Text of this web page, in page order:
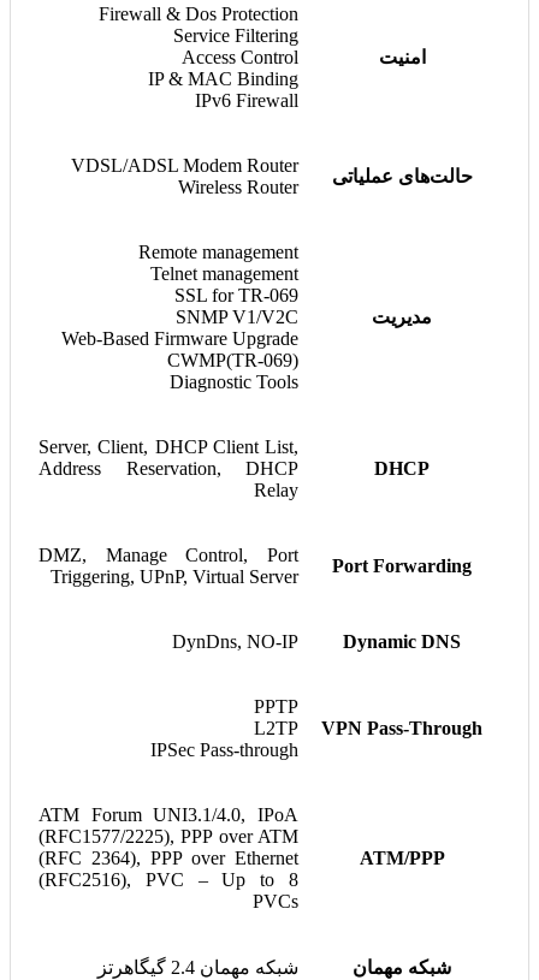
امنیت
Firewall & Dos Protection
Service Filtering
Access Control
IP & MAC Binding
IPv6 Firewall
حالت‌های عملیاتی
VDSL/ADSL Modem Router
Wireless Router
مدیریت
Remote management
Telnet management
SSL for TR-069
SNMP V1/V2C
Web-Based Firmware Upgrade
CWMP(TR-069)
Diagnostic Tools
DHCP
Server, Client, DHCP Client List,
Address Reservation, DHCP
Relay
Port Forwarding
DMZ, Manage Control, Port
Triggering, UPnP, Virtual Server
Dynamic DNS
DynDns, NO-IP
VPN Pass-Through
PPTP
L2TP
IPSec Pass-through
ATM/PPP
ATM Forum UNI3.1/4.0, IPoA
(RFC1577/2225), PPP over ATM
(RFC 2364), PPP over Ethernet
(RFC2516), PVC – Up to 8
PVCs
شبکه مهمان شبکه مهمان 2.4 گیگاهرتز